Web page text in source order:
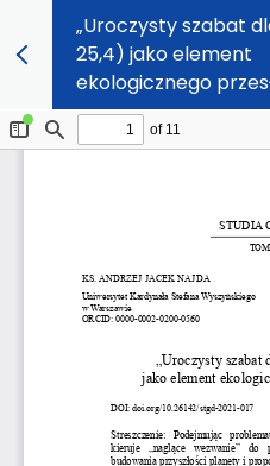
„Uroczysty szabat
25,4) jako element
ekologicznego